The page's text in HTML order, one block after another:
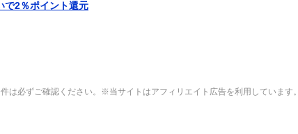
ばよかったのか…
て呼ばれたい
で2％ポイント還元
は必ずご確認ください。※当サイトはアフィリエイト広告を利用しています。